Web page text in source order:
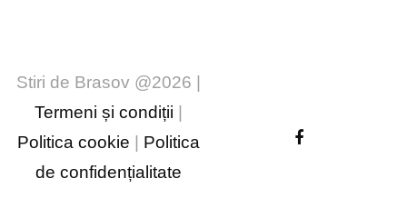
Stiri de Brasov @2026 |
Termeni și condiții |
Politica cookie | Politica
de confidențialitate